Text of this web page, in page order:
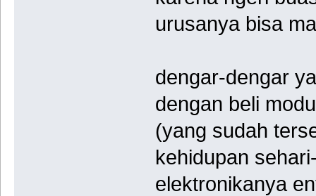
urusanya bisa
dengar-dengar
dengan beli
(yang sudah
kehidupan
elektronikanya